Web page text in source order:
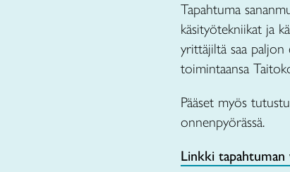
Tapahtuma
käsityötekniikat ja
yrittäjiltä saa paljon
toimintaansa
Pääset myös
onnenpyörässä.
Linkki